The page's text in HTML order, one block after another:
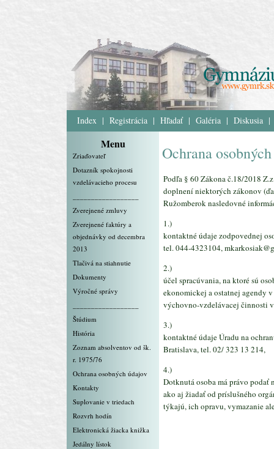
Index | Registrácia | Hľadať | Galéria | Diskusia |
Menu
Zriaďovateľ
Dotazník spokojnosti
vzdelávacieho procesu
Zverejnené zmluvy
Zverejnené faktúry a
objednávky od decembra
2013
Tlačivá na stiahnutie
Dokumenty
Výročné správy
Štúdium
História
Zoznam absolventov od šk.
r. 1975/76
Ochrana osobných údajov
Kontakty
Suplovanie v triedach
Rozvrh hodín
Elektronická žiacka knižka
Jedálny lístok
Ochrana
Podľa § 60 Zákona č.18/2018
doplnení niektorých zákonov
Ružomberok nasledovné
1.)
kontaktné údaje zodpovednej
tel. 044-4323104,
2.)
účel spracúvania, na ktoré sú
ekonomickej a ostatnej agendy
výchovno-vzdelávacej činnosti
3.)
kontaktné údaje Úradu na
Bratislava, tel. 02/ 323 13 214,
4.)
Dotknutá osoba má právo podať
ako aj žiadať od príslušného
týkajú, ich opravu, vymazanie